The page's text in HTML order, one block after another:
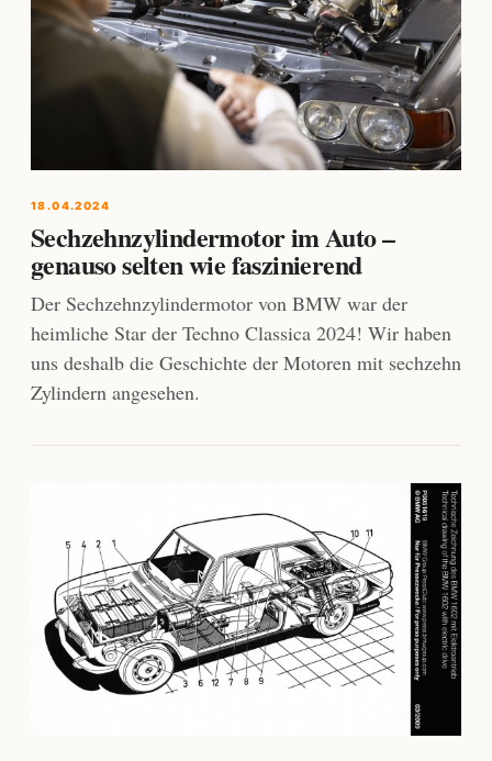
18.04.2024
Sechzehnzylindermotor im Auto –
genauso selten wie faszinierend
Der Sechzehnzylindermotor von BMW war der
heimliche Star der Techno Classica 2024! Wir haben
uns deshalb die Geschichte der Motoren mit sechzehn
Zylindern angesehen.